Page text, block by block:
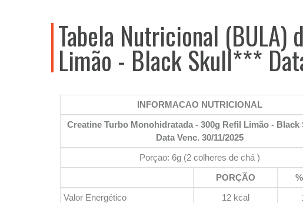
Tabela Nutricional (BULA)
Limão - Black Skull***
INFORMACAO NUTRICIONAL
Creatine Turbo Monohidratada - 300g Refil Limão - Black
Data Venc. 30/11/2025
Porçao: 6g (2 colheres de chá )
PORÇÃO
Valor Energético
12 kcal